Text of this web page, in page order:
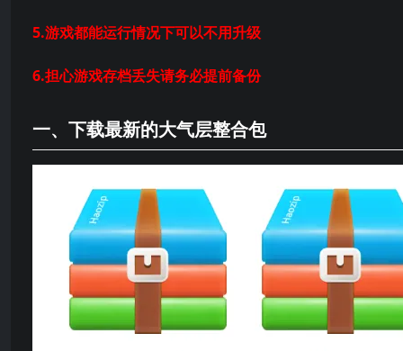
5.游戏都能运行情况下可以不用升级
6.担心游戏存档丢失请务必提前备份
一、下载最新的大气层整合包